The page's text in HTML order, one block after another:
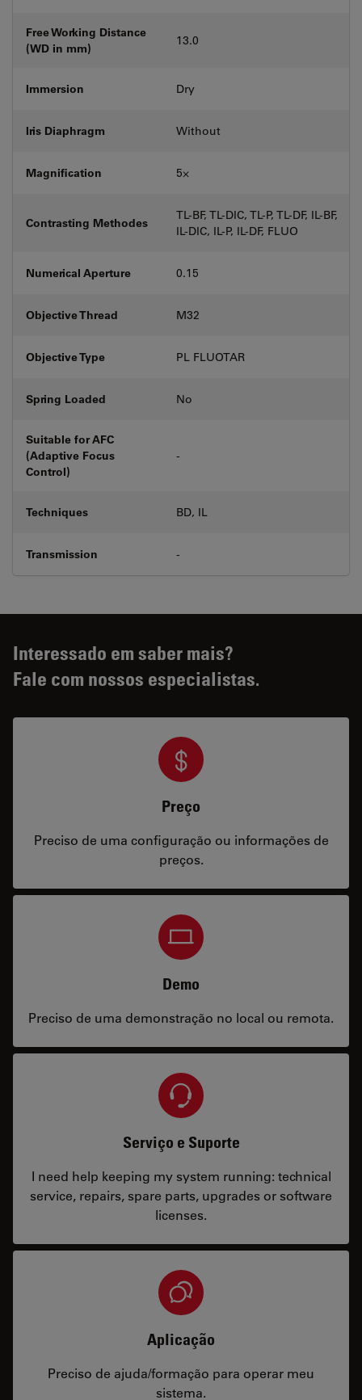
Free Working Distance
(WD in mm)
13.0
Immersion Dry
Iris Diaphragm Without
Magnification 5⨉
Contrasting Methodes
TL-BF, TL-DIC, TL-P, TL-DF, IL-BF,
IL-DIC, IL-P, IL-DF, FLUO
Numerical Aperture 0.15
Objective Thread M32
Objective Type PL FLUOTAR
Spring Loaded No
Suitable for AFC
(Adaptive Focus
Control)
-
Techniques BD, IL
Transmission -
Interessado em saber mais?
Fale com nossos especialistas.
Preço
Preciso de uma configuração ou informações de
preços.
Demo
Preciso de uma demonstração no local ou remota.
Serviço e Suporte
I need help keeping my system running: technical
service, repairs, spare parts, upgrades or software
licenses.
Aplicação
Preciso de ajuda/formação para operar meu
sistema.